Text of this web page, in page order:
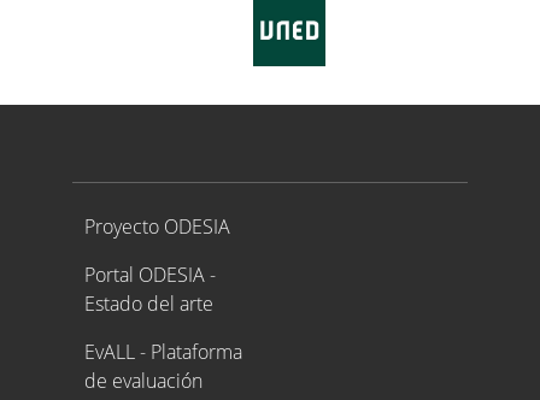
Proyecto ODESIA
Proyecto ODESIA
Portal ODESIA -
Estado del arte
EvALL - Plataforma
de evaluación